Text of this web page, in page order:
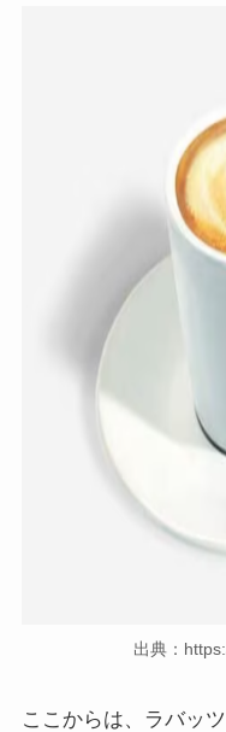
出典：
ここからは、ラバッ